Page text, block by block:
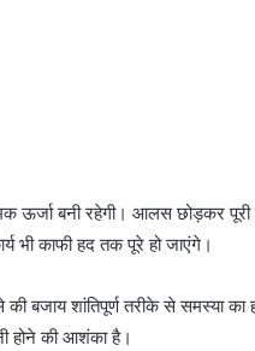
ऊर्जा बनी रहेगी। आलस छोड़कर
भी काफी हद तक पूरे हो जाएंगे।
बजाय शांतिपूर्ण तरीके से समस्या
होने की आशंका है।